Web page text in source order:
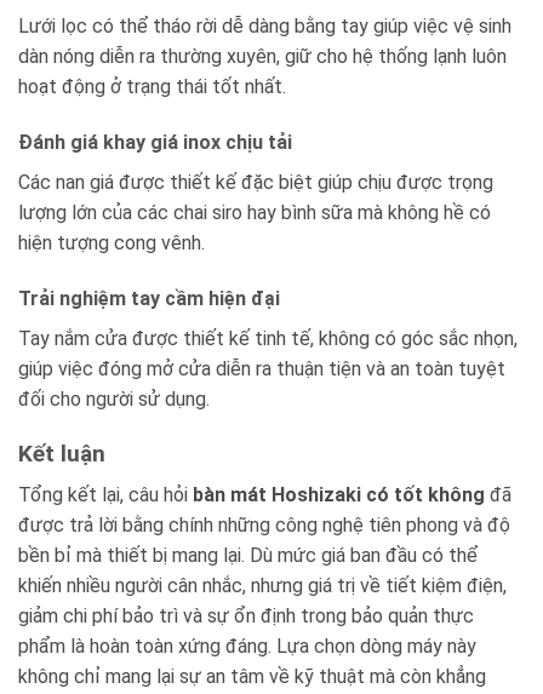
Lưới lọc có thể tháo rời dễ dàng bằng tay giúp việc vệ sinh
dàn nóng diễn ra thường xuyên, giữ cho hệ thống lạnh luôn
hoạt động ở trạng thái tốt nhất.
Đánh giá khay giá inox chịu tải
Các nan giá được thiết kế đặc biệt giúp chịu được trọng
lượng lớn của các chai siro hay bình sữa mà không hề có
hiện tượng cong vênh.
Trải nghiệm tay cầm hiện đại
Tay nắm cửa được thiết kế tinh tế, không có góc sắc nhọn,
giúp việc đóng mở cửa diễn ra thuận tiện và an toàn tuyệt
đối cho người sử dụng.
Kết luận
Tổng kết lại, câu hỏi bàn mát Hoshizaki có tốt không đã
được trả lời bằng chính những công nghệ tiên phong và độ
bền bỉ mà thiết bị mang lại. Dù mức giá ban đầu có thể
khiến nhiều người cân nhắc, nhưng giá trị về tiết kiệm điện,
giảm chi phí bảo trì và sự ổn định trong bảo quản thực
phẩm là hoàn toàn xứng đáng. Lựa chọn dòng máy này
không chỉ mang lại sự an tâm về kỹ thuật mà còn khẳng